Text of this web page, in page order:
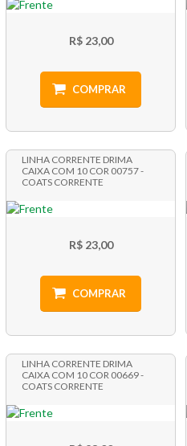
R$ 23,00
COMPRAR
LINHA CORRENTE DRIMA
CAIXA COM 10 COR 00757 -
COATS CORRENTE
R$ 23,00
COMPRAR
LINHA CORRENTE DRIMA
CAIXA COM 10 COR 00669 -
COATS CORRENTE